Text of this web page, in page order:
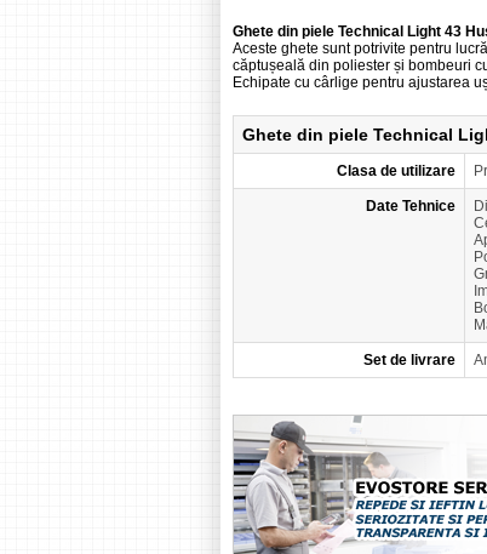
Ghete din piele Technical Light 43
Aceste ghete sunt potrivite pentru
căptușeală din poliester și bombeuri
Echipate cu cârlige pentru ajustarea
Ghete din piele Technical
Clasa de utilizare
Date Tehnice
Set de livrare